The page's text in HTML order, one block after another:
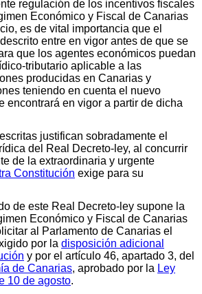
regulación de los incentivos fiscales
Económico y Fiscal de Canarias
es de vital importancia que el
entre en vigor antes de que se
que los agentes económicos puedan
tributario aplicable a las
producidas en Canarias y
teniendo en cuenta el nuevo
encontrará en vigor a partir de dicha
justifican sobradamente el
del Real Decreto-ley, al concurrir
de la extraordinaria y urgente
Constitución exige para su
de este Real Decreto-ley supone la
Económico y Fiscal de Canarias
al Parlamento de Canarias el
por la disposición adicional
y por el artículo 46, apartado 3, del
de Canarias, aprobado por la Ley
10 de agosto.